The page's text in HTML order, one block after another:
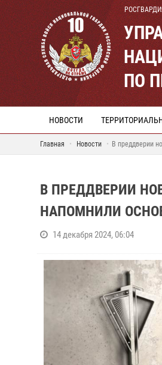
ПО
НОВОСТИ
Главная Новости В преддверии
В ПРЕДДВЕРИИ
НАПОМНИЛИ
14 декабря 2024, 06:04